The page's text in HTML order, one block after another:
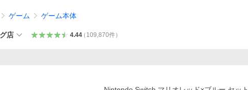
ゲーム ゲーム本体
店 4.44（ 109,870件）